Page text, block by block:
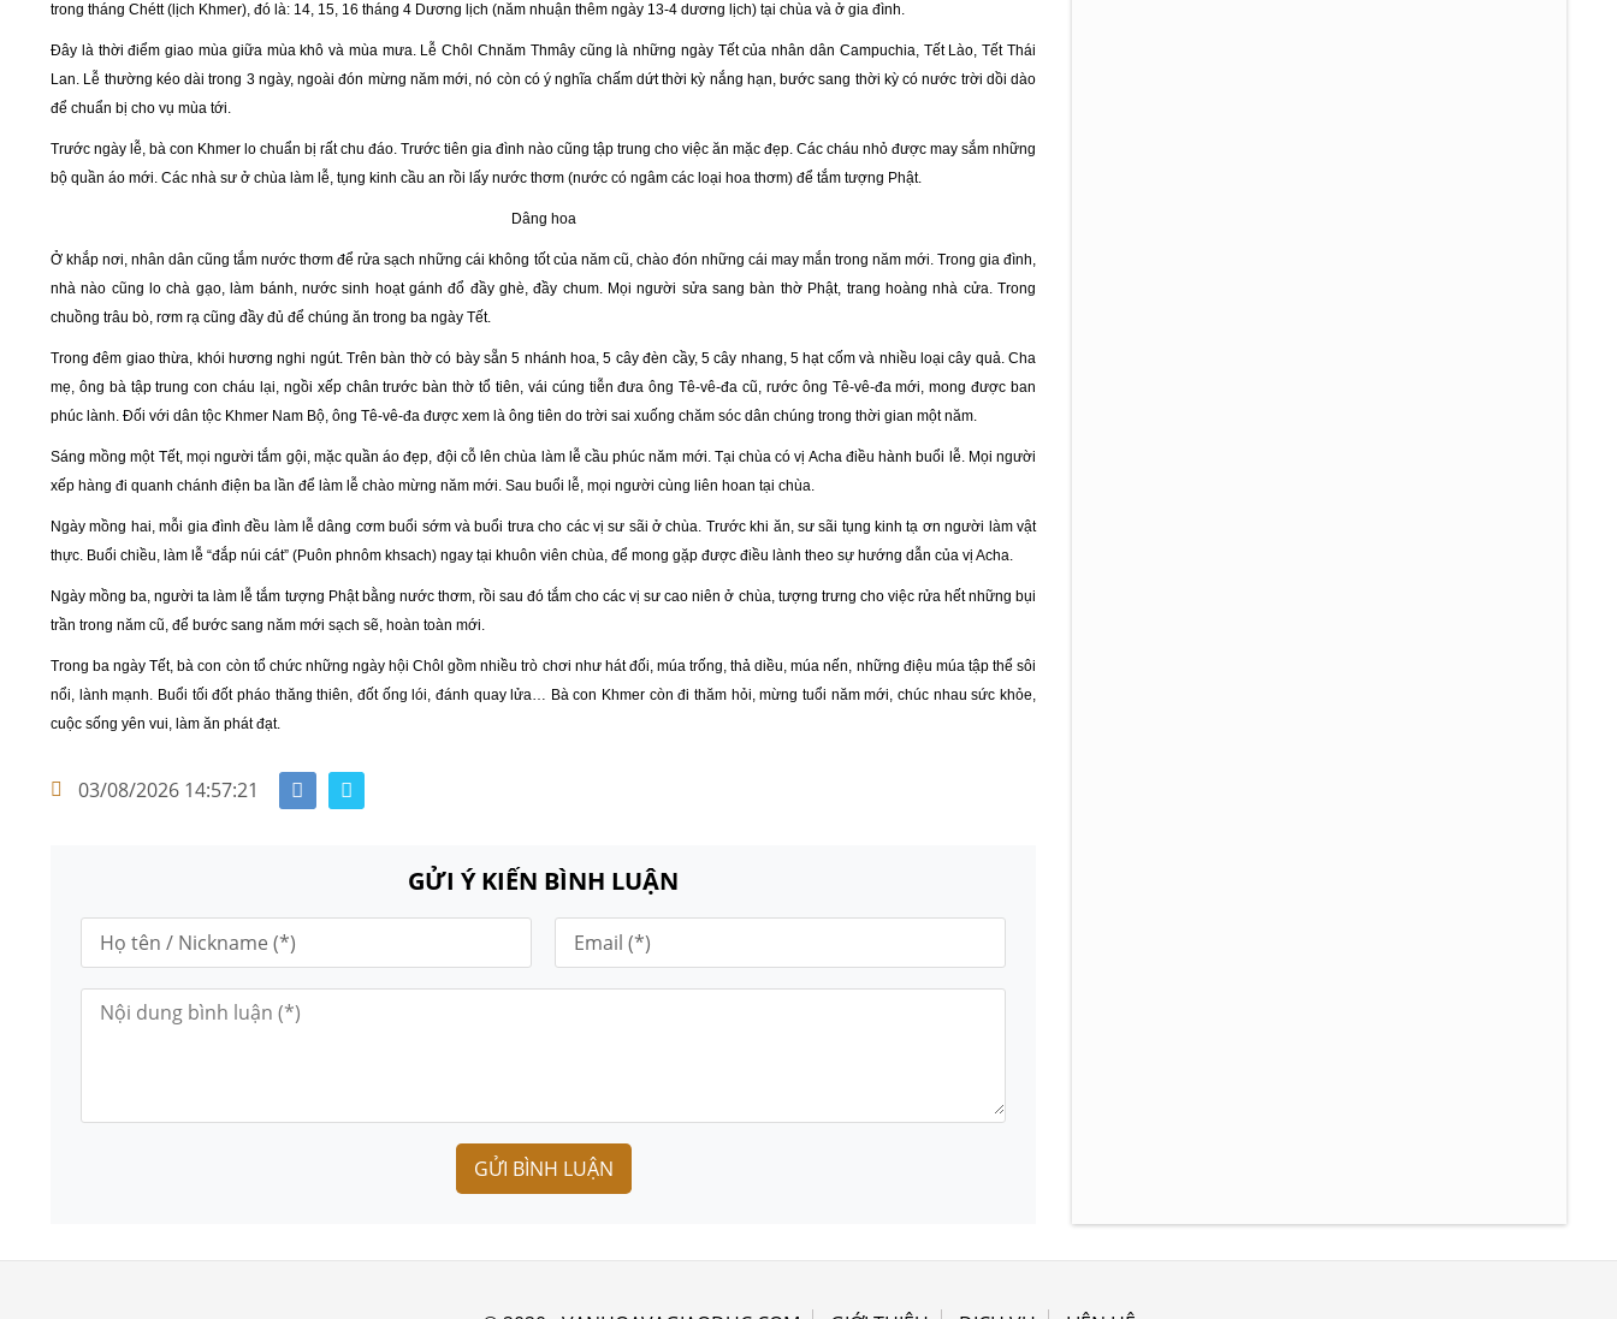
trong tháng Chétt (lịch Khmer), đó là: 14, 15, 16 tháng 4 Dương lịch (năm nhuận thêm ngày 13-4 dương lịch) tại chùa và ở gia đình.
Đây là thời điểm giao mùa giữa mùa khô và mùa mưa. Lễ Chôl Chnăm Thmây cũng là những ngày Tết của nhân dân Campuchia, Tết Lào, Tết Thái
Lan. Lễ thường kéo dài trong 3 ngày, ngoài đón mừng năm mới, nó còn có ý nghĩa chấm dứt thời kỳ nắng hạn, bước sang thời kỳ có nước trời dồi dào
để chuẩn bị cho vụ mùa tới.
Trước ngày lễ, bà con Khmer lo chuẩn bị rất chu đáo. Trước tiên gia đình nào cũng tập trung cho việc ăn mặc đẹp. Các cháu nhỏ được may sắm những
bộ quần áo mới. Các nhà sư ở chùa làm lễ, tụng kinh cầu an rồi lấy nước thơm (nước có ngâm các loại hoa thơm) để tắm tượng Phật.
Dâng hoa
Ở khắp nơi, nhân dân cũng tắm nước thơm để rửa sạch những cái không tốt của năm cũ, chào đón những cái may mắn trong năm mới. Trong gia đình,
nhà nào cũng lo chà gạo, làm bánh, nước sinh hoạt gánh đổ đầy ghè, đầy chum. Mọi người sửa sang bàn thờ Phật, trang hoàng nhà cửa. Trong
chuồng trâu bò, rơm rạ cũng đầy đủ để chúng ăn trong ba ngày Tết.
Trong đêm giao thừa, khói hương nghi ngút. Trên bàn thờ có bày sẵn 5 nhánh hoa, 5 cây đèn cầy, 5 cây nhang, 5 hạt cốm và nhiều loại cây quả. Cha
mẹ, ông bà tập trung con cháu lại, ngồi xếp chân trước bàn thờ tổ tiên, vái cúng tiễn đưa ông Tê-vê-đa cũ, rước ông Tê-vê-đa mới, mong được ban
phúc lành. Đối với dân tộc Khmer Nam Bộ, ông Tê-vê-đa được xem là ông tiên do trời sai xuống chăm sóc dân chúng trong thời gian một năm.
Sáng mồng một Tết, mọi người tắm gội, mặc quần áo đẹp, đội cỗ lên chùa làm lễ cầu phúc năm mới. Tại chùa có vị Acha điều hành buổi lễ. Mọi người
xếp hàng đi quanh chánh điện ba lần để làm lễ chào mừng năm mới. Sau buổi lễ, mọi người cùng liên hoan tại chùa.
Ngày mồng hai, mỗi gia đình đều làm lễ dâng cơm buổi sớm và buổi trưa cho các vị sư sãi ở chùa. Trước khi ăn, sư sãi tụng kinh tạ ơn người làm vật
thực. Buổi chiều, làm lễ “đắp núi cát” (Puôn phnôm khsach) ngay tại khuôn viên chùa, để mong gặp được điều lành theo sự hướng dẫn của vị Acha.
Ngày mồng ba, người ta làm lễ tắm tượng Phật bằng nước thơm, rồi sau đó tắm cho các vị sư cao niên ở chùa, tượng trưng cho việc rửa hết những bụi
trần trong năm cũ, để bước sang năm mới sạch sẽ, hoàn toàn mới.
Trong ba ngày Tết, bà con còn tổ chức những ngày hội Chôl gồm nhiều trò chơi như hát đối, múa trống, thả diều, múa nến, những điệu múa tập thể sôi
nổi, lành mạnh. Buổi tối đốt pháo thăng thiên, đốt ống lói, đánh quay lửa… Bà con Khmer còn đi thăm hỏi, mừng tuổi năm mới, chúc nhau sức khỏe,
cuộc sống yên vui, làm ăn phát đạt.
03/08/2026 14:57:21
GỬI Ý KIẾN BÌNH LUẬN
GỬI BÌNH LUẬN